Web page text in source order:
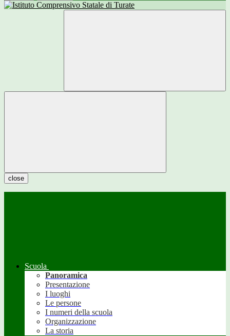
close
Scuola
Panoramica
Presentazione
I luoghi
Le persone
I numeri della scuola
Organizzazione
La storia